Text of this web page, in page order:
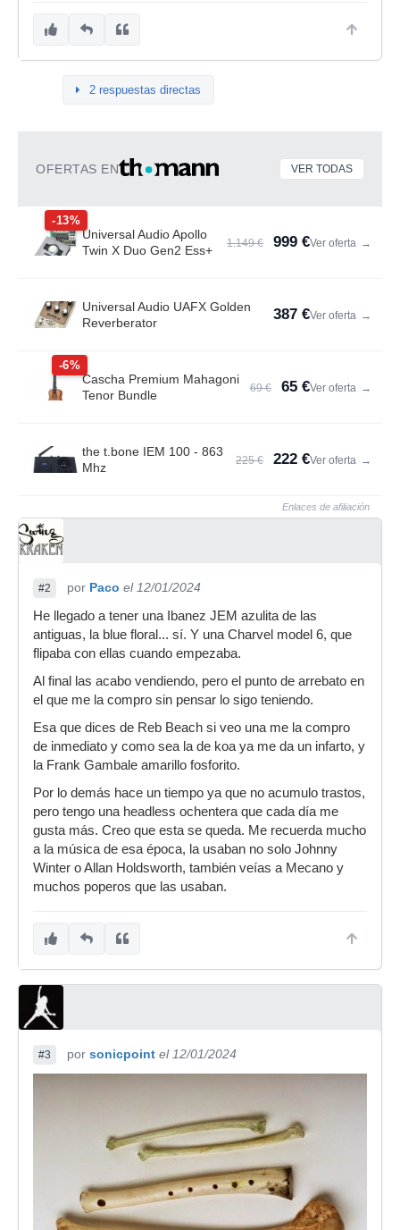
2 respuestas directas
OFERTAS EN VER TODAS
-13%
Universal Audio Apollo
Twin X Duo Gen2 Ess+
1.149 € 999 €Ver oferta →
Universal Audio UAFX Golden
Reverberator
387 €Ver oferta →
-6%
Cascha Premium Mahagoni
Tenor Bundle
69 € 65 €Ver oferta →
the t.bone IEM 100 - 863
Mhz
225 € 222 €Ver oferta →
Enlaces de afiliación
#2 por Paco el 12/01/2024
He llegado a tener una Ibanez JEM azulita de las
antiguas, la blue floral... sí. Y una Charvel model 6, que
flipaba con ellas cuando empezaba.
Al final las acabo vendiendo, pero el punto de arrebato en
el que me la compro sin pensar lo sigo teniendo.
Esa que dices de Reb Beach si veo una me la compro
de inmediato y como sea la de koa ya me da un infarto, y
la Frank Gambale amarillo fosforito.
Por lo demás hace un tiempo ya que no acumulo trastos,
pero tengo una headless ochentera que cada día me
gusta más. Creo que esta se queda. Me recuerda mucho
a la música de esa época, la usaban no solo Johnny
Winter o Allan Holdsworth, también veías a Mecano y
muchos poperos que las usaban.
#3 por sonicpoint el 12/01/2024